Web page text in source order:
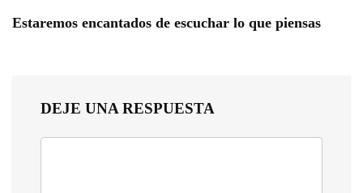
Estaremos encantados de escuchar lo que piensas
DEJE UNA RESPUESTA